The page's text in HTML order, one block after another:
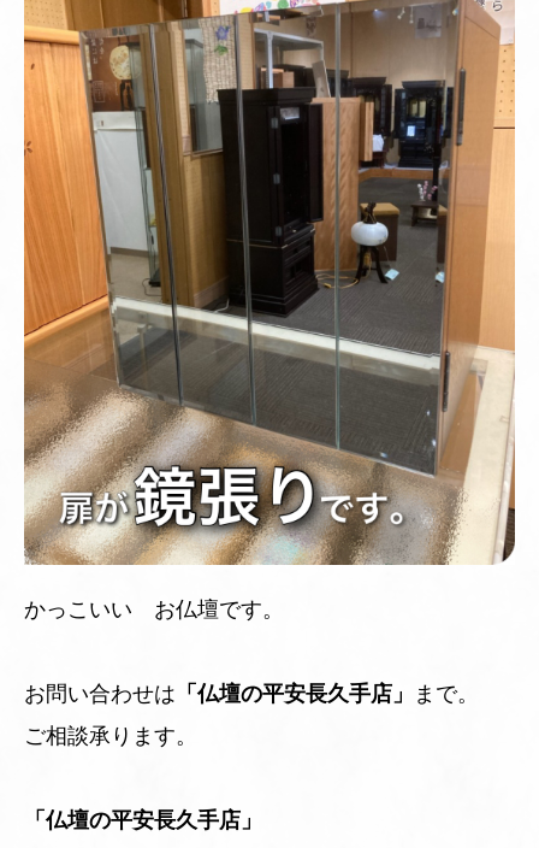
かっこいい お仏壇です。
お問い合わせは 「仏壇の平安長久手店」
まで。
ご相談承ります。
「仏壇の平安長久手店」